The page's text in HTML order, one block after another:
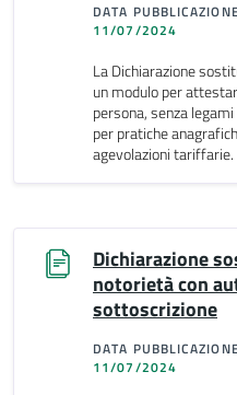
DATA
11/07/2024
La Dichiarazione
un modulo per
persona, senza
per pratiche
agevolazioni tariffarie.
Dichiarazione
notorietà con
sottoscrizione
DATA
11/07/2024